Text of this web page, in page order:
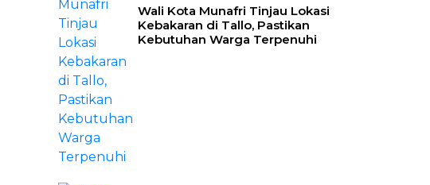
Wali Kota Munafri Tinjau Lokasi
Kebakaran di Tallo, Pastikan
Kebutuhan Warga Terpenuhi